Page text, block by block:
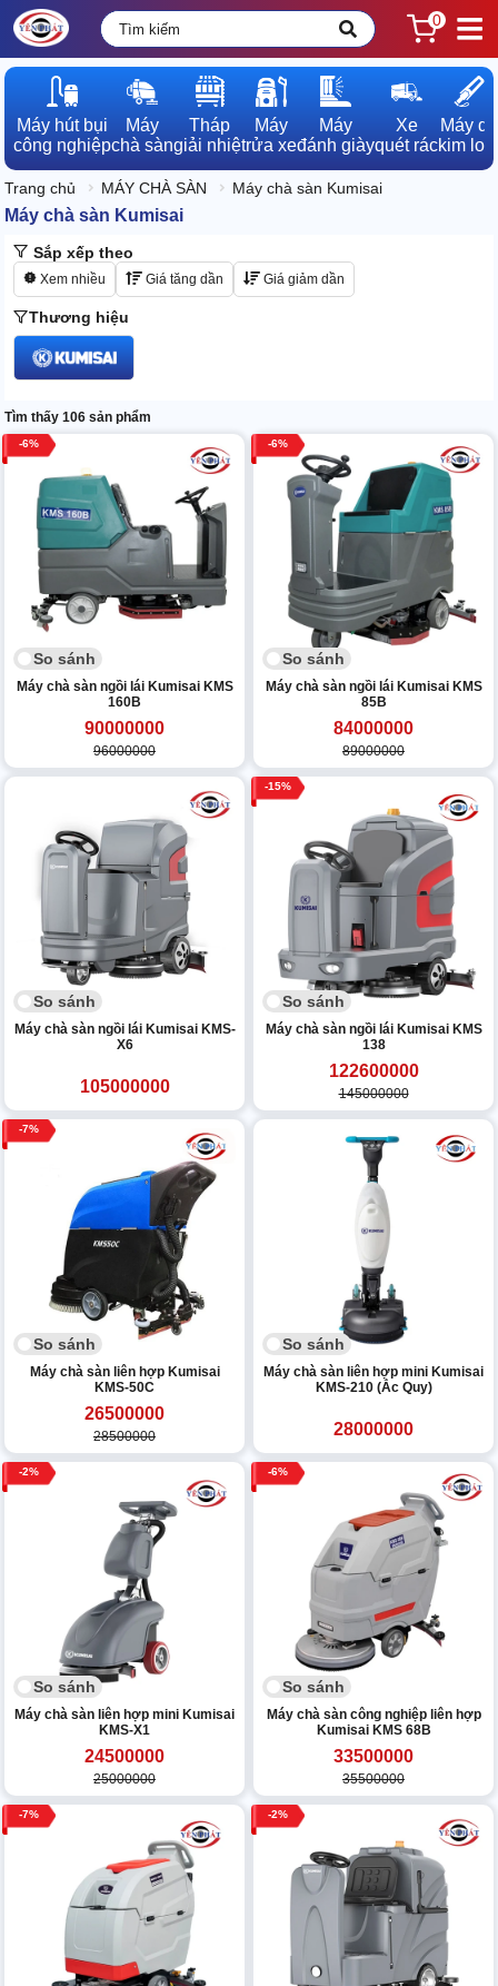
0
Máy hút bụi
công nghiệp
Máy
chà sàn
Tháp
giải nhiệt
Máy
rửa xe
Máy
đánh giày
Xe
quét rác
Máy dò
kim loại
Trang chủ MÁY CHÀ SÀN Máy chà sàn Kumisai
Máy chà sàn Kumisai
Sắp xếp theo
Xem nhiều Giá tăng dần Giá giảm dần
Thương hiệu
Tìm thấy 106 sản phẩm
6
So sánh
Máy chà sàn ngồi lái Kumisai KMS
160B
90000000
96000000
6
So sánh
Máy chà sàn ngồi lái Kumisai KMS
85B
84000000
89000000
So sánh
Máy chà sàn ngồi lái Kumisai KMS-
X6
105000000
15
So sánh
Máy chà sàn ngồi lái Kumisai KMS
138
122600000
145000000
7
So sánh
Máy chà sàn liên hợp Kumisai
KMS-50C
26500000
28500000
So sánh
Máy chà sàn liên hợp mini Kumisai
KMS-210 (Ắc Quy)
28000000
2
So sánh
Máy chà sàn liên hợp mini Kumisai
KMS-X1
24500000
25000000
6
So sánh
Máy chà sàn công nghiệp liên hợp
Kumisai KMS 68B
33500000
35500000
7 2